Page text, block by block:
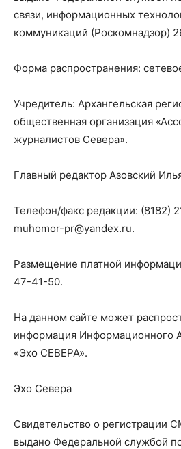
связи, информационных
коммуникаций (Роскомнадзор)
Форма распространения:
Учредитель: Архангельская
общественная организация
журналистов Севера».
Главный редактор Азовский
Телефон/факс редакции: (8182)
muhomor-pr@yandex.ru.
Размещение платной
47-41-50.
На данном сайте может
информация Информационного
«Эхо СЕВЕРА».
Эхо Севера
Свидетельство о
выдано Федеральной службой